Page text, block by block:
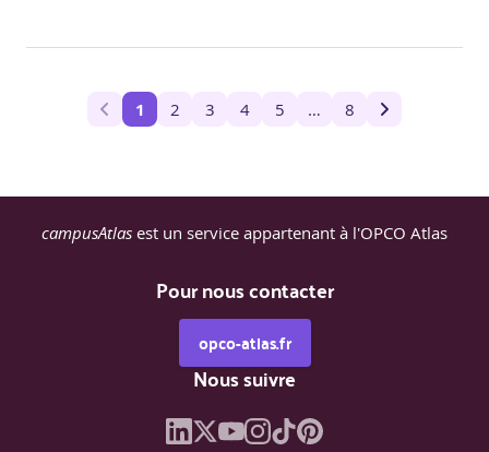
1 2 3 4 5 … 8
campusAtlas est un service appartenant à l'OPCO Atlas
Pour nous contacter
opco-atlas.fr
Nous suivre